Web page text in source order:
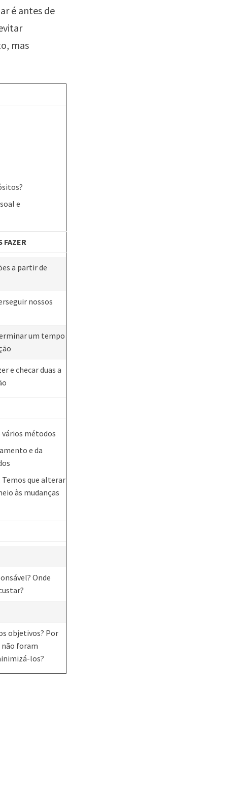
é antes de
mas
e
FAZER
a partir de
nossos
um tempo
e checar duas a
vários métodos
e da
que alterar
às mudanças
Onde
objetivos? Por
não foram
los?